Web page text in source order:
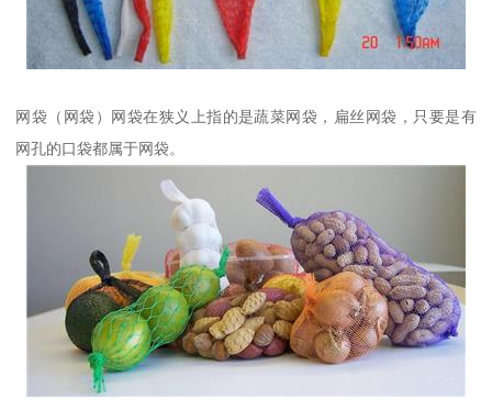
网袋（网袋）网袋在狭义上指的是蔬菜网袋，扁丝网袋，只要是有
网孔的口袋都属于网袋。